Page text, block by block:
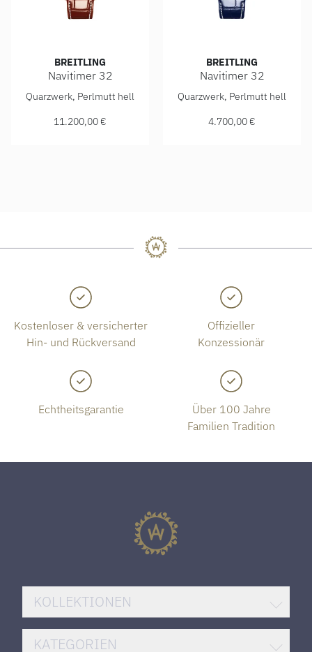
BREITLING
Navitimer 32
Breitling Navitimer 32, Ref: R77320E61A1P1, Preis:
Quarzwerk, Perlmutt hell
11.200,00 €
BREITLING
Navitimer 32
Breitling Navitimer 32, Ref:
Quarzwerk, Perlmutt hell
4.700,00 €
Kostenloser & versicherter
Hin- und Rückversand
Offizieller
Konzessionär
Echtheitsgarantie
Über 100 Jahre
Familien Tradition
KOLLEKTIONEN
BREITLING SUPEROCEAN
KATEGORIEN